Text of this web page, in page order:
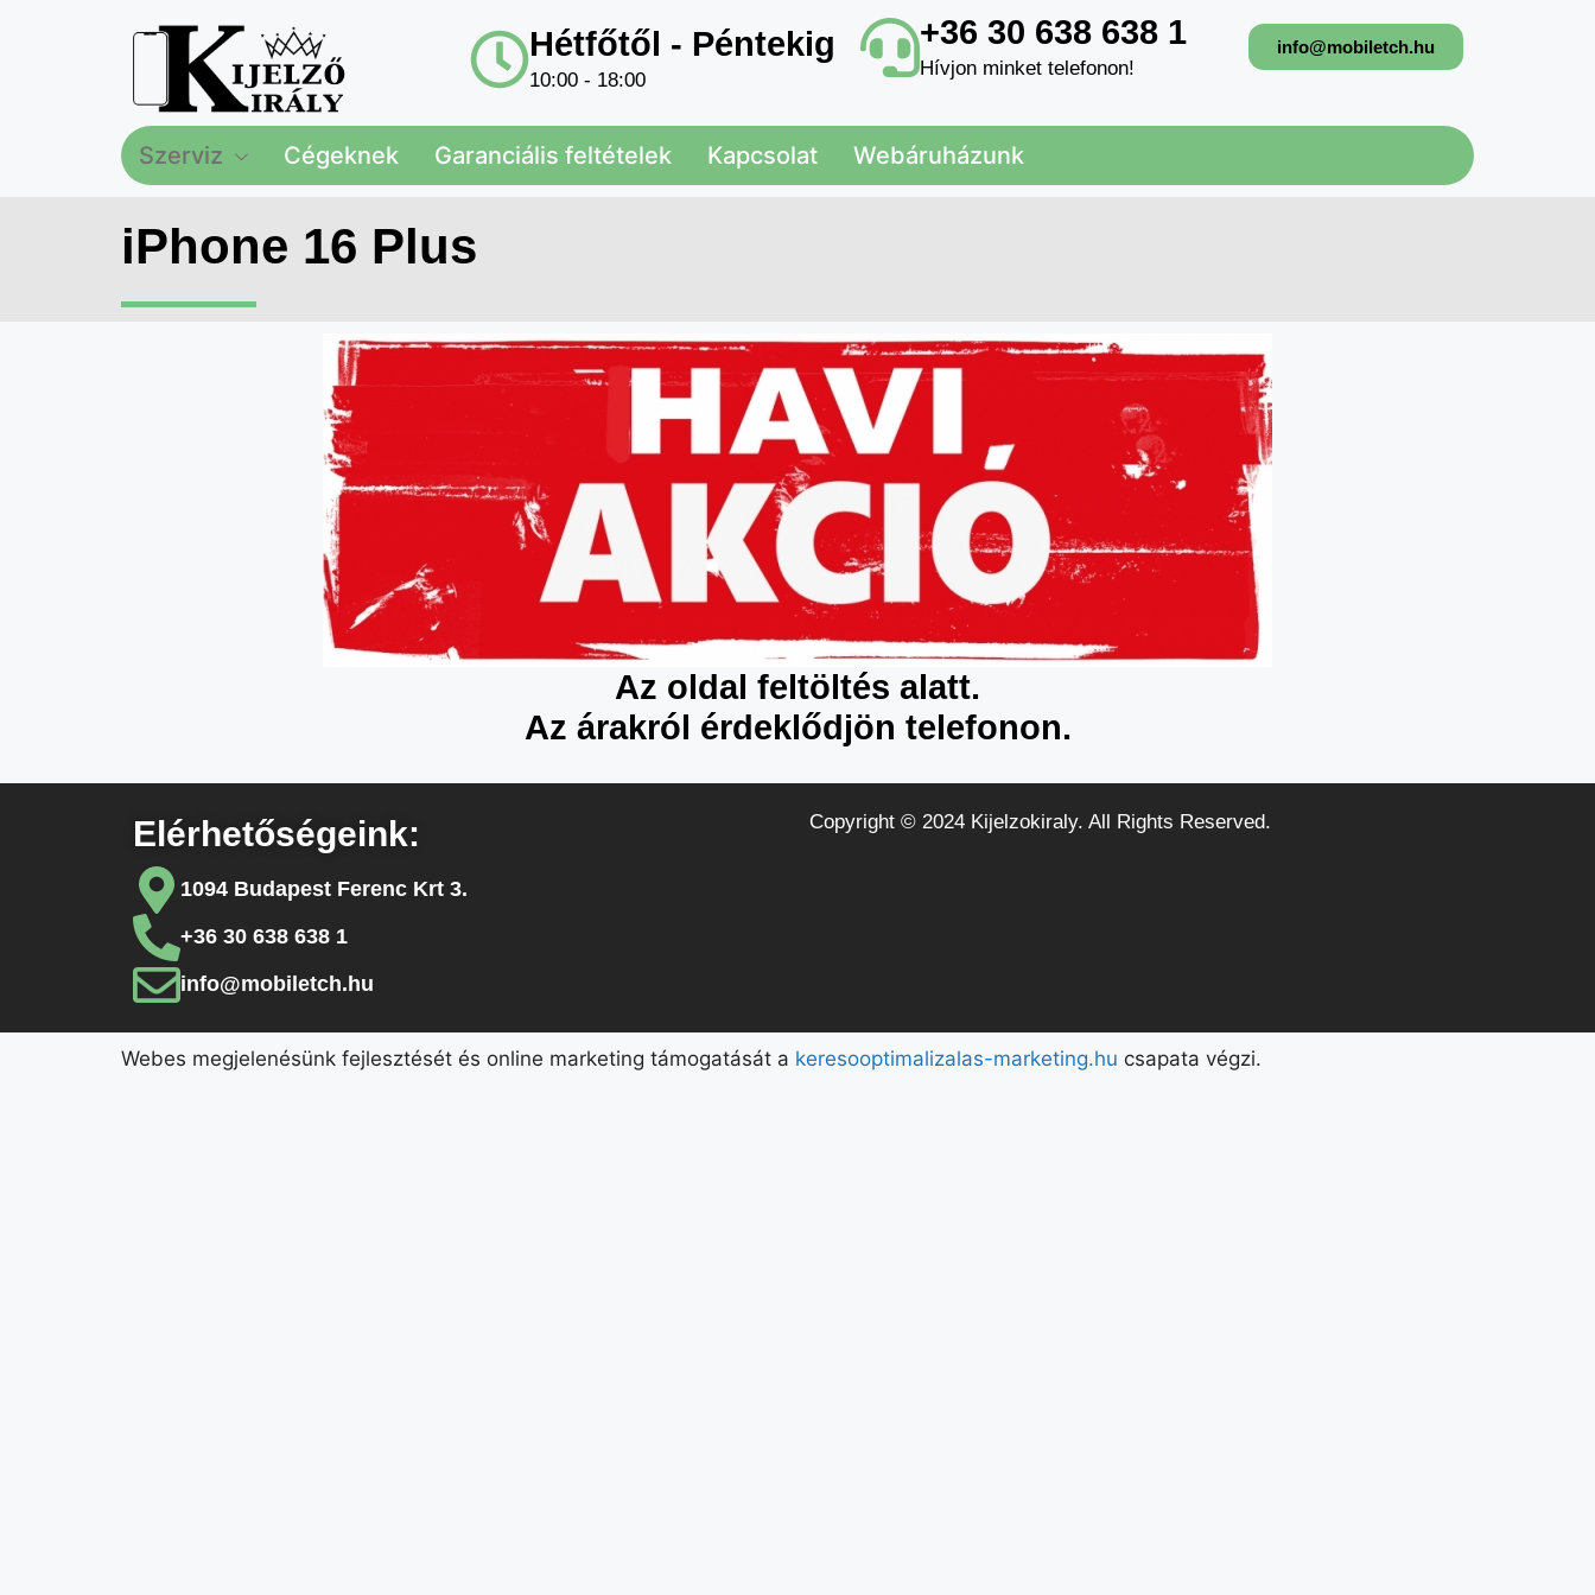
Hétfőtől - Péntekig
10:00 - 18:00
+36 30 638 638 1
Hívjon minket telefonon!
info@mobiletch.hu
Szerviz Cégeknek Garanciális feltételek Kapcsolat Webáruházunk
iPhone 16 Plus
Az oldal feltöltés alatt.
Az árakról érdeklődjön telefonon.
Elérhetőségeink:
1094 Budapest Ferenc Krt 3.
+36 30 638 638 1
info@mobiletch.hu
Copyright © 2024 Kijelzokiraly. All Rights Reserved.
Webes megjelenésünk fejlesztését és online marketing támogatását a keresooptimalizalas-marketing.hu csapata végzi.